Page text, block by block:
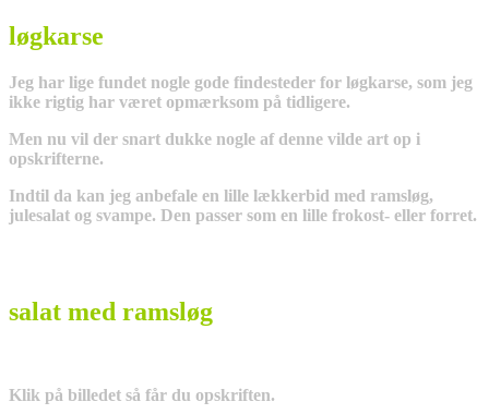
løgkarse
Jeg har lige fundet nogle gode findesteder for løgkarse, som jeg
ikke rigtig har været opmærksom på tidligere.
Men nu vil der snart dukke nogle af denne vilde art op i
opskrifterne.
Indtil da kan jeg anbefale en lille lækkerbid med ramsløg,
julesalat og svampe. Den passer som en lille frokost- eller forret.
salat med ramsløg
Klik på billedet så får du opskriften.